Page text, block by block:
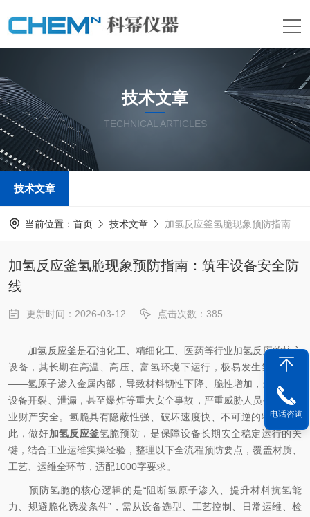
技术文章
TECHNICAL ARTICLES
技术文章
当前位置： 首页 技术文章 加氢反应釜氢脆现象预防指南：筑牢设备安全防线
加氢反应釜氢脆现象预防指南：筑牢设备安全防
线
更新时间：2026-03-12 点击次数：385
加氢反应釜是石油化工、精细化工、医药等行业加氢反应的核心
设备，其长期在高温、高压、富氢环境下运行，极易发生氢脆现象
——氢原子渗入金属内部，导致材料韧性下降、脆性增加，最终引发
设备开裂、泄漏，甚至爆炸等重大安全事故，严重威胁人员生命与企
业财产安全。氢脆具有隐蔽性强、破坏速度快、不可逆的特点，因
此，做好加氢反应釜氢脆预防，是保障设备长期安全稳定运行的关
键，结合工业运维实操经验，整理以下全流程预防要点，覆盖材质、
工艺、运维全环节，适配1000字要求。
预防氢脆的核心逻辑的是“阻断氢原子渗入、提升材料抗氢能
力、规避脆化诱发条件”，需从设备选型、工艺控制、日常运维、检
电话咨询